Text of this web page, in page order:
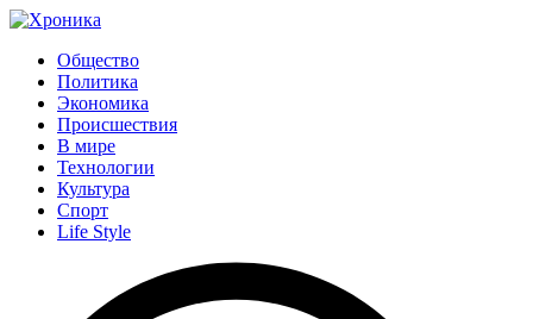
Общество
Политика
Экономика
Происшествия
В мире
Технологии
Культура
Спорт
Life Style